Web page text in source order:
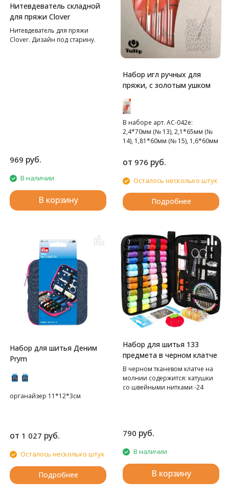
Нитевдеватель складной
для пряжи Clover
Нитевдеватель для пряжи
Clover. Дизайн под старину.
969 руб.
В наличии
В корзину
Набор игл ручных для
пряжи, с золотым ушком
В наборе арт. AC-042e:
2,4*70мм (№ 13), 2,1*65мм (№
14), 1,81*60мм (№ 15), 1,6*60мм
В наборе арт. AC-043e:
1,6*60мм (№ 16), 1,35*54,5мм
(№ 17), 1,24*48,5мм (№ 18),
1,07*45,5мм (№ 20),
0,89*39,5мм (№ 20)
от 976 руб.
Осталось несколько штук
Подробнее
Набор для шитья Деним
Prym
органайзер 11*12*3см
от 1 027 руб.
Осталось несколько штук
Подробнее
Набор для шитья 133
предмета в черном клатче
В черном тканевом клатче на
молнии содержится: катушки
со швейными нитками -24
шт,нитевдеватель - 2 шт, иглы
подушечка для игл- 1 шт,
вспарыватель - 1 шт,
металлический наперсток - 2
790 руб.
В наличии
В корзину